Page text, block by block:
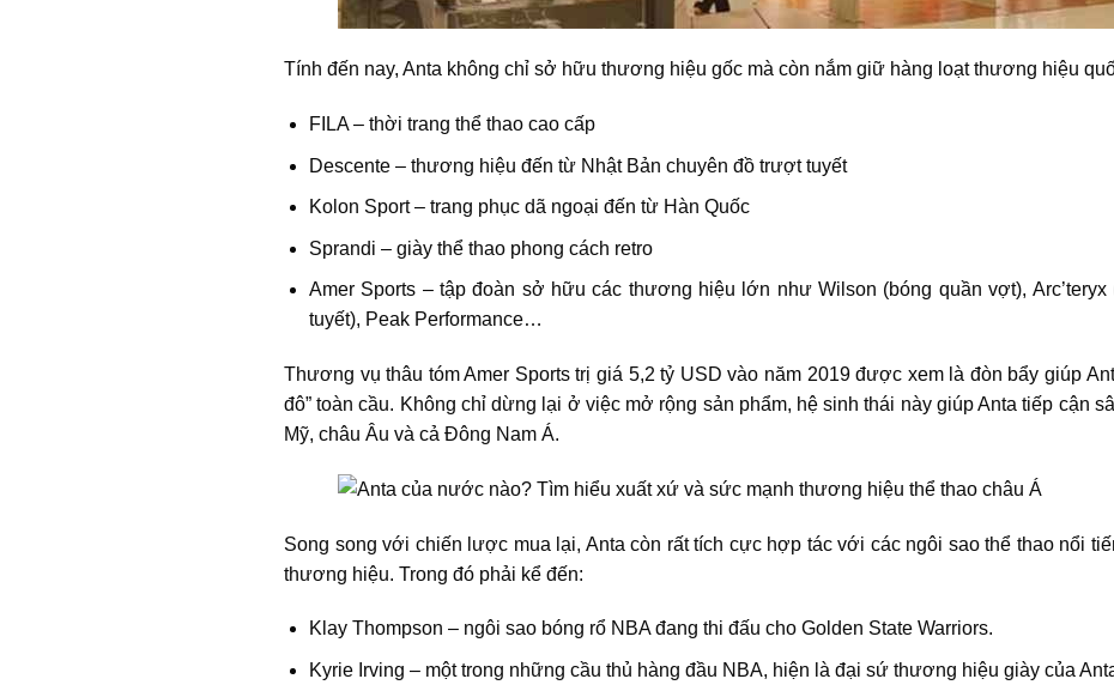
Tính đến nay, Anta không chỉ sở hữu thương hiệu gốc mà còn nắm giữ hàng loạt thương hiệu
FILA – thời trang thể thao cao cấp
Descente – thương hiệu đến từ Nhật Bản chuyên đồ trượt tuyết
Kolon Sport – trang phục dã ngoại đến từ Hàn Quốc
Sprandi – giày thể thao phong cách retro
Amer Sports – tập đoàn sở hữu các thương hiệu lớn như Wilson (bóng quần vợt),
tuyết), Peak Performance…
Thương vụ thâu tóm Amer Sports trị giá 5,2 tỷ USD vào năm 2019 được xem là đòn bẩy giúp
đô” toàn cầu. Không chỉ dừng lại ở việc mở rộng sản phẩm, hệ sinh thái này giúp Anta tiếp cận
Mỹ, châu Âu và cả Đông Nam Á.
Song song với chiến lược mua lại, Anta còn rất tích cực hợp tác với các ngôi sao thể thao nổi
thương hiệu. Trong đó phải kể đến:
Klay Thompson – ngôi sao bóng rổ NBA đang thi đấu cho Golden State Warriors.
Kyrie Irving – một trong những cầu thủ hàng đầu NBA, hiện là đại sứ thương hiệu giày của